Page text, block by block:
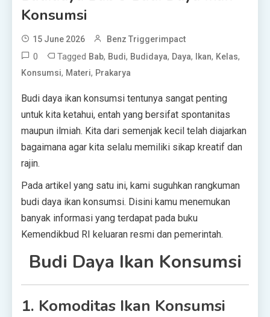
Konsumsi
15 June 2026 Benz Triggerimpact
0 Tagged Bab, Budi, Budidaya, Daya, Ikan, Kelas,
Konsumsi, Materi, Prakarya
Budi daya ikan konsumsi tentunya sangat penting
untuk kita ketahui, entah yang bersifat spontanitas
maupun ilmiah. Kita dari semenjak kecil telah diajarkan
bagaimana agar kita selalu memiliki sikap kreatif dan
rajin.
Pada artikel yang satu ini, kami suguhkan rangkuman
budi daya ikan konsumsi. Disini kamu menemukan
banyak informasi yang terdapat pada buku
Kemendikbud RI keluaran resmi dan pemerintah.
Budi Daya Ikan Konsumsi
1. Komoditas Ikan Konsumsi